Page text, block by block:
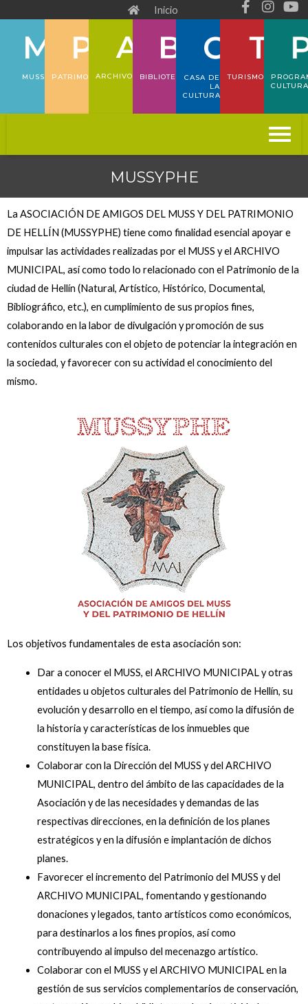
contenido
Inicio
F
a
c
o
-
I
n
g
r
m
Y
o
u
u
b
e
MUSS PATRIMONIOARCHIVO BIBLIOTECACASA DE
LA
CULTURA
TURISMO
MUSSYPHE
La ASOCIACIÓN DE AMIGOS DEL MUSS Y DEL PATRIMONIO
DE HELLÍN (MUSSYPHE) tiene como finalidad esencial apoyar e
impulsar las actividades realizadas por el MUSS y el ARCHIVO
MUNICIPAL, así como todo lo relacionado con el Patrimonio de la
ciudad de Hellín (Natural, Artístico, Histórico, Documental,
Bibliográfico, etc.), en cumplimiento de sus propios fines,
colaborando en la labor de divulgación y promoción de sus
contenidos culturales con el objeto de potenciar la integración en
la sociedad, y favorecer con su actividad el conocimiento del
mismo.
Los objetivos fundamentales de esta asociación son:
Dar a conocer el MUSS, el ARCHIVO MUNICIPAL y otras
entidades u objetos culturales del Patrimonio de Hellín, su
evolución y desarrollo en el tiempo, así como la difusión de
la historia y características de los inmuebles que
constituyen la base física.
Colaborar con la Dirección del MUSS y del ARCHIVO
MUNICIPAL, dentro del ámbito de las capacidades de la
Asociación y de las necesidades y demandas de las
respectivas direcciones, en la definición de los planes
estratégicos y en la difusión e implantación de dichos
planes.
Favorecer el incremento del Patrimonio del MUSS y del
ARCHIVO MUNICIPAL, fomentando y gestionando
donaciones y legados, tanto artísticos como económicos,
para destinarlos a los fines propios, así como
contribuyendo al impulso del mecenazgo artístico.
Colaborar con el MUSS y el ARCHIVO MUNICIPAL en la
gestión de sus servicios complementarios de conservación,